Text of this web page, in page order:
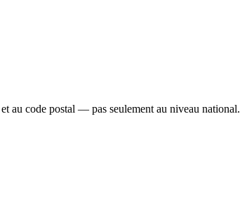
au code postal — pas seulement au niveau national.